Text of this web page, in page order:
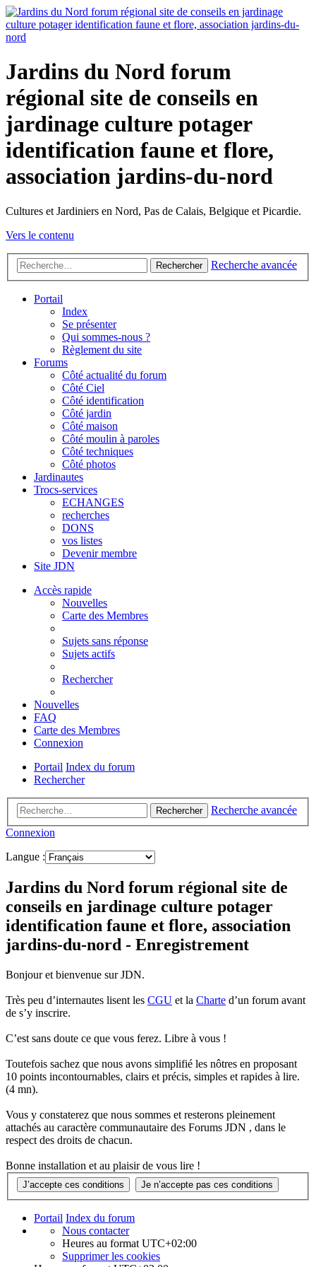
Jardins du Nord forum
régional site de conseils en
jardinage culture potager
identification faune et flore,
association jardins-du-nord
Cultures et Jardiniers en Nord, Pas de Calais, Belgique et Picardie.
Vers le contenu
Rechercher Recherche avancée
Portail
Index
Se présenter
Qui sommes-nous ?
Règlement du site
Forums
Côté actualité du forum
Côté Ciel
Côté identification
Côté jardin
Côté maison
Côté moulin à paroles
Côté techniques
Côté photos
Jardinautes
Trocs-services
ECHANGES
recherches
DONS
vos listes
Devenir membre
Site JDN
Accès rapide
Nouvelles
Carte des Membres
Sujets sans réponse
Sujets actifs
Rechercher
Nouvelles
FAQ
Carte des Membres
Connexion
Portail Index du forum
Rechercher
Rechercher
Recherche avancée
Connexion
Langue :
Jardins du Nord forum régional site de
conseils en jardinage culture potager
identification faune et flore, association
jardins-du-nord - Enregistrement
Bonjour et bienvenue sur JDN.
Très peu d’internautes lisent les CGU et la Charte d’un forum avant
de s’y inscrire.
C’est sans doute ce que vous ferez. Libre à vous !
Toutefois sachez que nous avons simplifié les nôtres en proposant
10 points incontournables, clairs et précis, simples et rapides à lire.
(4 mn).
Vous y constaterez que nous sommes et resterons pleinement
attachés au caractère communautaire des Forums JDN , dans le
respect des droits de chacun.
Bonne installation et au plaisir de vous lire !
Portail Index du forum
Nous contacter
Heures au formatUTC+02:00
Supprimer les cookies